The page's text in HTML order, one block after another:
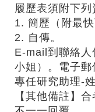
履歷表須附下列
1. 簡歷（附最快
2. 自傳。
E-mail到聯絡
小姐）。電子
專任研究助理-姓
【其他備註】